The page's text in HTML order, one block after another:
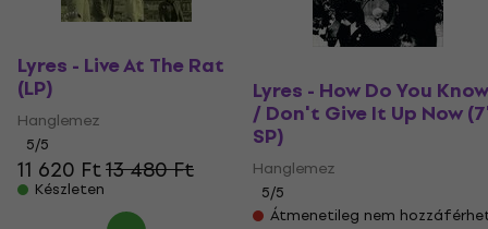
Lyres - Live At The Rat
(LP)
Hanglemez
5/5
11 620 Ft13 480 Ft
Készleten
Lyres - How Do You
/ Don't Give It Up Now
SP)
Hanglemez
5/5
Átmenetileg nem